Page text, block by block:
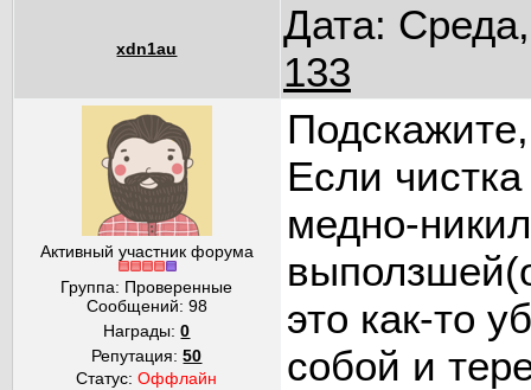
xdn1au
Дата:
133
Активный участник форума
Группа: Проверенные
Сообщений: 98
Награды:0
Репутация:50
Статус:Оффлайн
Если
медно-
это как-то
собой и